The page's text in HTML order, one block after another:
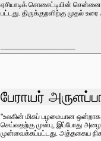
ஏசியாடிக் சொசைட்டியின்
பட்டது. திருக்குறளிற்கு
பேராயர்
"உலகின் மிகப் பழமையான ஒன்றாக
செய்வதற்கு முன்பு, இப்போது
முன்வைக்கப்பட்டது. அத்தகைய